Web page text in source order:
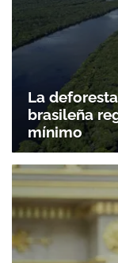
Gracias
La
brasileña
mínimo